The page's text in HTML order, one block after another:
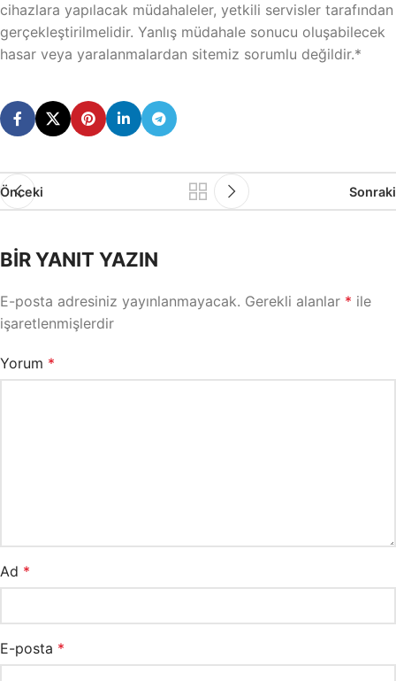
cihazlara yapılacak müdahaleler, yetkili servisler tarafından
gerçekleştirilmelidir. Yanlış müdahale sonucu oluşabilecek
hasar veya yaralanmalardan sitemiz sorumlu değildir.*
Önceki Sonraki
BIR YANIT YAZIN
E-posta adresiniz yayınlanmayacak. Gerekli alanlar * ile
işaretlenmişlerdir
Yorum *
Ad *
E-posta *